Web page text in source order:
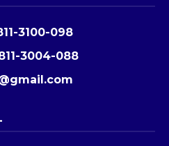
3100-098
3004-088